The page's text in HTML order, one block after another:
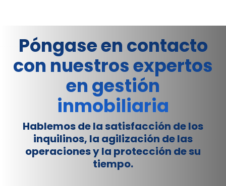
Póngase en contacto
con nuestros expertos
en gestión
inmobiliaria
Hablemos de la satisfacción de los
inquilinos, la agilización de las
operaciones y la protección de su
tiempo.